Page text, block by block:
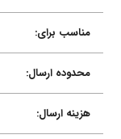
مناسب برای:
محدوده ارسال:
هزینه ارسال: